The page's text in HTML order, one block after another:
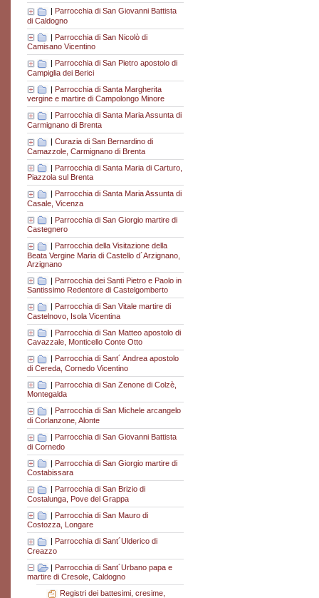
Parrocchia di San Giovanni Battista
di Caldogno
| Parrocchia di San Nicolò di
Camisano Vicentino
Parrocchia di San Pietro apostolo di
Campiglia dei Berici
| Parrocchia di Santa Margherita
vergine e martire di Campolongo Minore
Parrocchia di Santa Maria Assunta di
Carmignano di Brenta
| Curazia di San Bernardino di
Camazzole, Carmignano di Brenta
| Parrocchia di Santa Maria di Carturo,
Piazzola sul Brenta
| Parrocchia di Santa Maria Assunta di
Casale, Vicenza
| Parrocchia di San Giorgio martire di
Castegnero
| Parrocchia della Visitazione della
Beata Vergine Maria di Castello d´Arzignano,
Arzignano
| Parrocchia dei Santi Pietro e Paolo in
Santissimo Redentore di Castelgomberto
Parrocchia di San Vitale martire di
Castelnovo, Isola Vicentina
| Parrocchia di San Matteo apostolo di
Cavazzale, Monticello Conte Otto
Parrocchia di Sant´ Andrea apostolo
di Cereda, Cornedo Vicentino
| Parrocchia di San Zenone di Colzè,
Montegalda
Parrocchia di San Michele arcangelo
di Corlanzone, Alonte
| Parrocchia di San Giovanni Battista
di Cornedo
| Parrocchia di San Giorgio martire di
Costabissara
| Parrocchia di San Brizio di
Costalunga, Pove del Grappa
| Parrocchia di San Mauro di
Costozza, Longare
Parrocchia di Sant´Ulderico di
Creazzo
| Parrocchia di Sant´Urbano papa e
martire di Cresole, Caldogno
Registri dei battesimi, cresime,